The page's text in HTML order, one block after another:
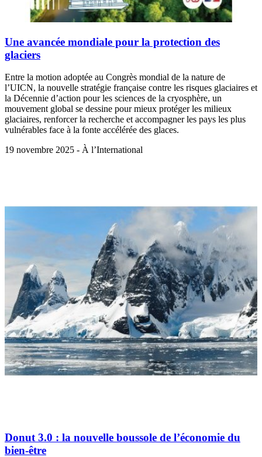
Une avancée mondiale pour la protection des
glaciers
Entre la motion adoptée au Congrès mondial de la nature de
l’UICN, la nouvelle stratégie française contre les risques glaciaires et
la Décennie d’action pour les sciences de la cryosphère, un
mouvement global se dessine pour mieux protéger les milieux
glaciaires, renforcer la recherche et accompagner les pays les plus
vulnérables face à la fonte accélérée des glaces.
19 novembre 2025 - À l’International
Donut 3.0 : la nouvelle boussole de l’économie du
bien-être